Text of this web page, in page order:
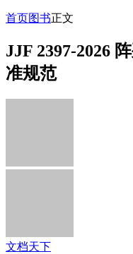
首页图书正文
JJF 2397-2026
准规范
文档天下